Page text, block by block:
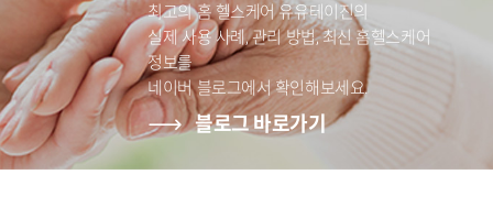
최고의 홈 헬스케어 유유테이진의
실제 사용 사례, 관리 방법, 최신 홈헬스케어
정보를
네이버 블로그에서 확인해보세요.
블로그 바로가기